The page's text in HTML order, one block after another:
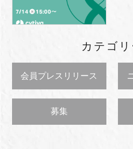
カテゴリ
会員プレスリリース
募集